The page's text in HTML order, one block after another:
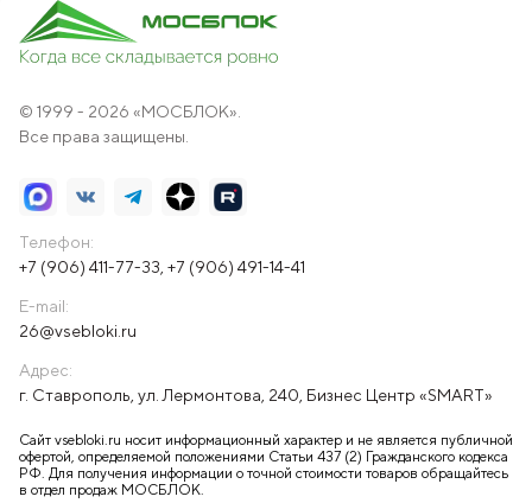
© 1999 - 2026 «МОСБЛОК».
Все права защищены.
Телефон:
+7 (906) 411-77-33 +7 (906) 491-14-41
E-mail:
26@vsebloki.ru
Адрес:
г. Ставрополь, ул. Лермонтова, 240, Бизнес Центр «SMART»
Сайт vsebloki.ru носит информационный характер и не является публичной
офертой, определяемой положениями Статьи 437 (2) Гражданского кодекса
РФ. Для получения информации о точной стоимости товаров обращайтесь
в отдел продаж МОСБЛОК.